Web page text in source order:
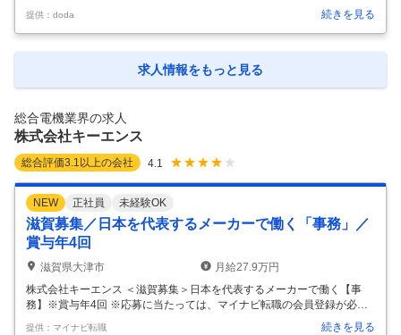
川】社内SE＜製造実行系システム＞◆ユーザーと連携し要件定義から対
応／在宅・フレックス可 【具体的な仕事内容】 スマートファクトリー構
想実現に向け、製造実行系システム（MES等）の企画・開発・保守・運
用を担っていただきます。 ■具体業務 ・製造現場と連携した業務要件整
理、要件定義など上流工程から開発・導入・標準化まで一貫して推進 ・
ら…
提供：doda 続きを見る
求人情報をもっと見る
総合電機業界の求人
株式会社キーエンス
総合評価3.1 以上の会社 4.1
NEW 正社員 未経験OK
滋賀募集／日本を代表するメーカーで働く「事務」／
賞与年4回
滋賀県大津市
月給27.9万円
株式会社キーエンス ＜滋賀募集＞日本を代表するメーカーで働く【事
務】※賞与年4回 ※応募に当たっては、マイナビ転職の会員登録が必須と
なっております。 詳細な応募方法は下記【応募方法】をご確認ください
提供：マイナビ転職 続きを見る